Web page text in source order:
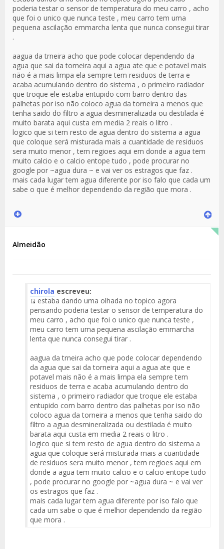
poderia testar o sensor de temperatura do meu carro , acho
que foi o unico que nunca teste , meu carro tem uma
pequena ascilação emmarcha lenta que nunca consegui tirar
.
aagua da trneira acho que pode colocar dependendo da
agua que sai da torneira aqui a agua ate que e potavel mais
não é a mais limpa ela sempre tem residuos de terra e
acaba acumulando dentro do sistema , o primeiro radiador
que troque ele estaba entupido com barro dentro das
palhetas por iso não coloco agua da torneira a menos que
tenha saido do filtro a agua desmineralizada ou destilada é
muito barata aqui custa em media 2 reais o litro .
logico que si tem resto de agua dentro do sistema a agua
que coloque será misturada mais a cuantidade de residuos
sera muito menor , tem regioes aqui em donde a agua tem
muito calcio e o calcio entope tudo , pode procurar no
google por ~agua dura ~ e vai ver os estragos que faz .
mais cada lugar tem agua diferente por iso falo que cada um
sabe o que é melhor dependendo da região que mora .
Almeidão
chirola escreveu:
Fuente
del
Mensaje
estaba dando uma olhada no topico agora
pensando poderia testar o sensor de temperatura do
meu carro , acho que foi o unico que nunca teste ,
meu carro tem uma pequena ascilação emmarcha
lenta que nunca consegui tirar .
aagua da trneira acho que pode colocar dependendo
da agua que sai da torneira aqui a agua ate que e
potavel mais não é a mais limpa ela sempre tem
residuos de terra e acaba acumulando dentro do
sistema , o primeiro radiador que troque ele estaba
entupido com barro dentro das palhetas por iso não
coloco agua da torneira a menos que tenha saido do
filtro a agua desmineralizada ou destilada é muito
barata aqui custa em media 2 reais o litro .
logico que si tem resto de agua dentro do sistema a
agua que coloque será misturada mais a cuantidade
de residuos sera muito menor , tem regioes aqui em
donde a agua tem muito calcio e o calcio entope tudo
, pode procurar no google por ~agua dura ~ e vai ver
os estragos que faz .
mais cada lugar tem agua diferente por iso falo que
cada um sabe o que é melhor dependendo da região
que mora .